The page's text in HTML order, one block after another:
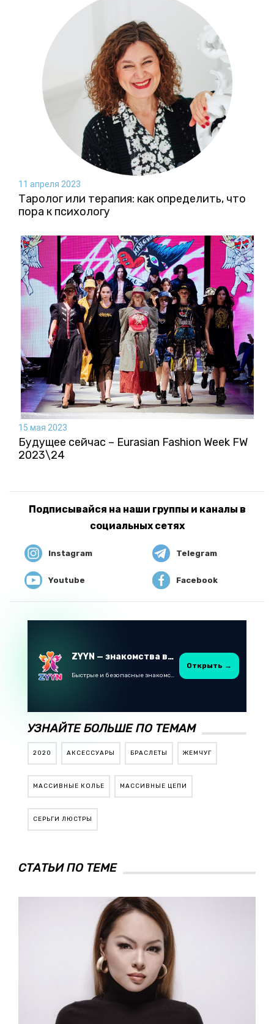
11 апреля 2023
Таролог или терапия: как определить, что
пора к психологу
15 мая 2023
Будущее сейчас – Eurasian Fashion Week FW
2023\24
Подписывайся на наши группы и каналы в
социальных сетях
Instagram Telegram
Youtube Facebook
ZYYN — знакомства в Казахстане
Быстрые и безопасные знакомства в Telegram
Открыть →
УЗНАЙТЕ БОЛЬШЕ ПО ТЕМАМ
2020 АКСЕССУАРЫ БРАСЛЕТЫ ЖЕМЧУГ
МАССИВНЫЕ КОЛЬЕ МАССИВНЫЕ ЦЕПИ
СЕРЬГИ ЛЮСТРЫ
СТАТЬИ ПО ТЕМЕ